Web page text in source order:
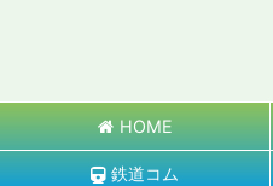
HOME
鉄道コム